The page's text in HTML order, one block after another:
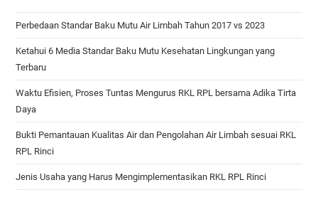
Perbedaan Standar Baku Mutu Air Limbah Tahun 2017 vs 2023
Ketahui 6 Media Standar Baku Mutu Kesehatan Lingkungan yang
Terbaru
Waktu Efisien, Proses Tuntas Mengurus RKL RPL bersama Adika Tirta
Daya
Bukti Pemantauan Kualitas Air dan Pengolahan Air Limbah sesuai RKL
RPL Rinci
Jenis Usaha yang Harus Mengimplementasikan RKL RPL Rinci